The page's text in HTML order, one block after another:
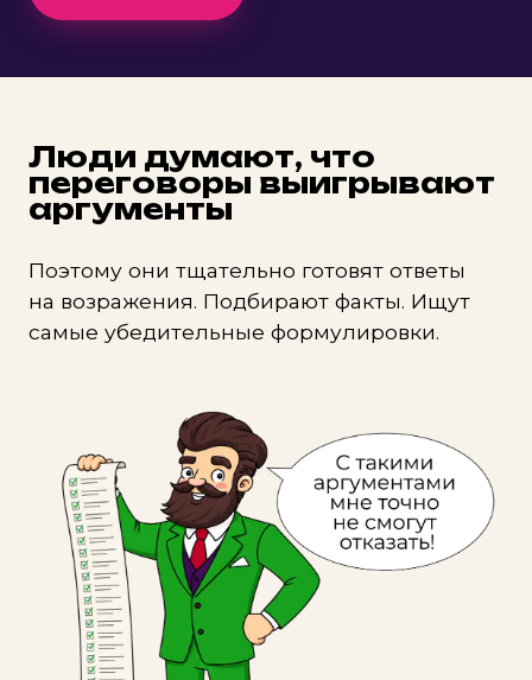
Люди думают, что
переговоры выигрывают
аргументы
Поэтому они тщательно готовят ответы
на возражения. Подбирают факты. Ищут
самые убедительные формулировки.